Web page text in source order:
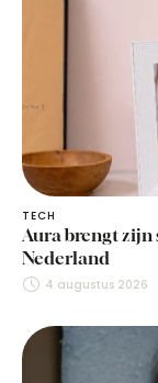
TECH
Aura brengt
Nederland
4 augustus 2026